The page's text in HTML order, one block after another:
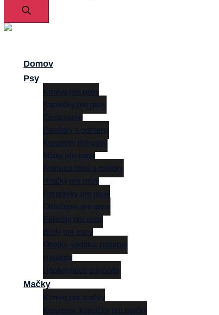
search
Domov
Psy
Krmivo pre psov
Kapsičky pre psov
Cestovanie
Pamlsky a odmeny
Konzervy pre psov
Misky pre psov
Antiparazitiká a roztoky
Hračky pre psov
Prepravky pre psov
Oblečenie pre psov
Pelechy pre psov
Búdy pre psov
Obojky, vodítka, postroje
Hygiena
Upokojujúce prípravky
Mačky
Krmivo pre mačky
Konzervy, kapsičky pre mačky